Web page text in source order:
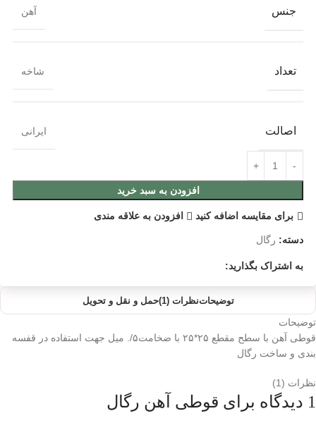
جنس آهن
تعداد شاخه
اصالت ایرانی
افزودن به سبد خرید
برای مقایسه اضافه کنید افزودن به علاقه مندی
دسته: رگال
به اشتراک بگذارید:
توضیحاتنظرات (1) حمل و نقل و تحویل
توضیحات
قوطی آهن با سطح مقطع ۲۵*۲۵ با ضخامت۵/. میل جهت استفاده در قفسه
بندی و ساخت رگال
نظرات (1)
1 دیدگاه برای قوطی آهن رگال